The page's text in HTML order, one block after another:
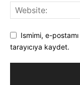
Ismimi, e-
tarayıcıya kaydet.